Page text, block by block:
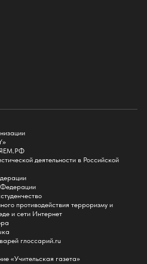
и спорта
иностранных граждан
деятельности в Российской
противодействия терроризму и
и сети Интернет
глоссарий.ru
«Учительская газета»